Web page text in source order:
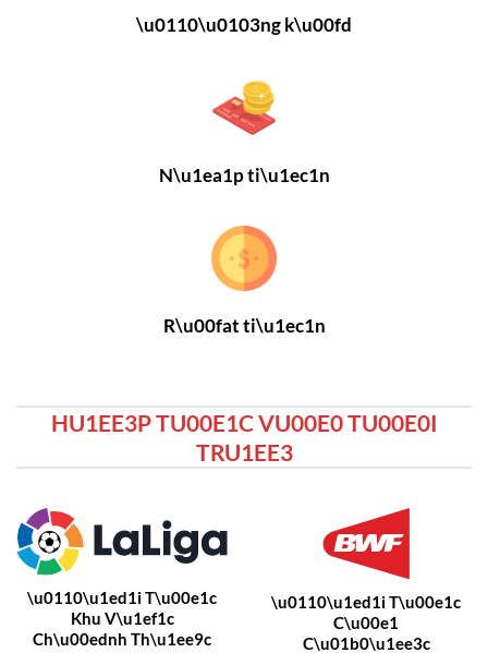
\u0110\u0103ng k\u00fd
N\u1ea1p ti\u1ec1n
R\u00fat ti\u1ec1n
HU1EE3P TU00E1C VU00E0 TU00E0I
TRU1EE3
\u0110\u1ed1i T\u00e1c
Khu V\u1ef1c
Ch\u00ednh Th\u1ee9c
\u0110\u1ed1i T\u00e1c
C\u00e1
C\u01b0\u1ee3c